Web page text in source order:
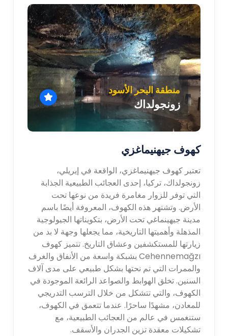
منطقة البحر الأسود
زونجولداك
كهوف جيهنيماغزي
تعتبر كهوف جيهنيماغزي، الواقعة في إيريلي،
زونجولداك، تركيا، إحدى العجائب الطبيعية الجذابة
التي توفر للزوار مغامرة فريدة من نوعها تحت
الأرض. وتشتهر هذه الكهوف، المعروفة أيضًا باسم
مدينة جيهينماغي تحت الأرض، بتكويناتها الجيولوجية
المذهلة وأهميتها التاريخية، مما يجعلها وجهة لا بد من
زيارتها للمستكشفين وعشاق التاريخ. تتميز كهوف
Cehennemağzı بشبكة واسعة من الأنفاق والغرف
والممرات التي تم نحتها بشكل طبيعي على مدى آلاف
السنين. تخلق الهوابط والصواعد الرائعة الموجودة في
الكهوف، والتي تتشكل من خلال الترسب التدريجي
للمعادن، مشهدًا ساحرًا. عندما تتعمق في الكهوف،
ستنغمس في عالم من العجائب الطبيعية، مع
تشكيلات معقدة تزين الجدران والأسقف.